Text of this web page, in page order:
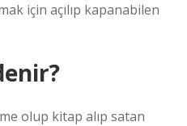
için açılıp kapanabilen
olup kitap alıp satan